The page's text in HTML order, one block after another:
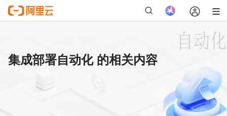
集成部署自动化 的相关内容